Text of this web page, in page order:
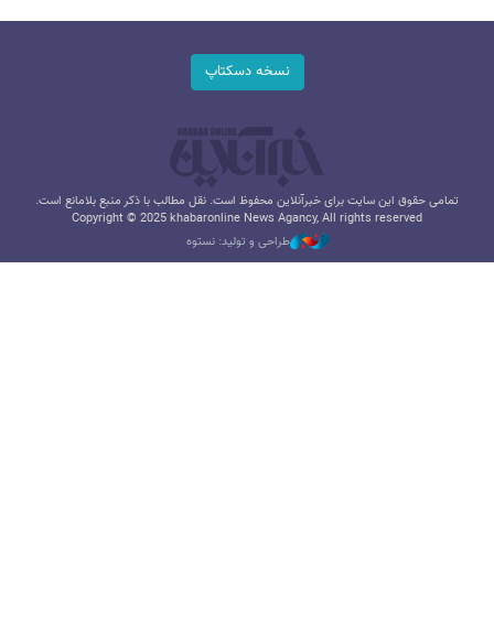
نسخه دسکتاپ
تمامی حقوق این سایت برای خبرآنلاین محفوظ است. نقل مطالب با ذکر منبع بلامانع است.
Copyright © 2025 khabaronline News Agancy, All rights reserved
طراحی و تولید: نستوه